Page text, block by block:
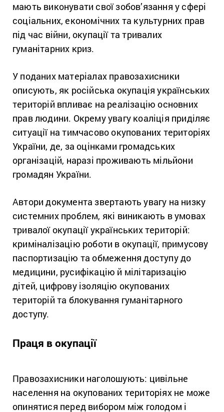
мають виконувати свої зобов’язання у сфері
соціальних, економічних та культурних прав
під час війни, окупації та тривалих
гуманітарних криз.
У поданих матеріалах правозахисники
описують, як російська окупація українських
територій впливає на реалізацію основних
прав людини. Окрему увагу коаліція приділяє
ситуації на тимчасово окупованих територіях
України, де, за оцінками громадських
організацій, наразі проживають мільйони
громадян України.
Автори документа звертають увагу на низку
системних проблем, які виникають в умовах
тривалої окупації українських територій:
криміналізацію роботи в окупації, примусову
паспортизацію та обмеження доступу до
медицини, русифікацію й мілітаризацію
дітей, цифрову ізоляцію окупованих
територій та блокування гуманітарного
доступу.
Праця в окупації
Правозахисники наголошують: цивільне
населення на окупованих територіях не може
опинятися перед вибором між голодом і